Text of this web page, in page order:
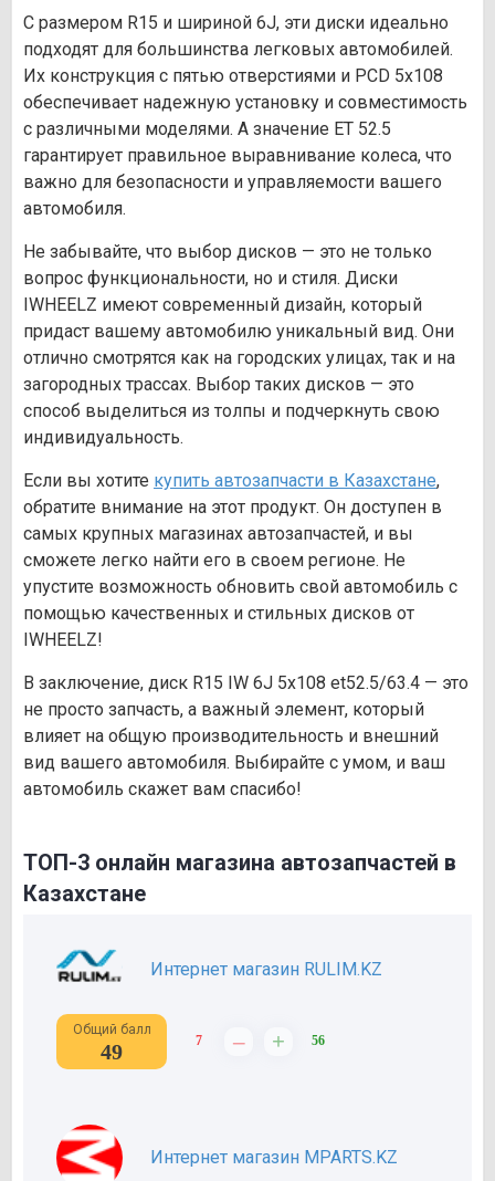
С размером R15 и шириной 6J, эти диски идеально
подходят для большинства легковых автомобилей.
Их конструкция с пятью отверстиями и PCD 5х108
обеспечивает надежную установку и совместимость
с различными моделями. А значение ET 52.5
гарантирует правильное выравнивание колеса, что
важно для безопасности и управляемости вашего
автомобиля.
Не забывайте, что выбор дисков — это не только
вопрос функциональности, но и стиля. Диски
IWHEELZ имеют современный дизайн, который
придаст вашему автомобилю уникальный вид. Они
отлично смотрятся как на городских улицах, так и на
загородных трассах. Выбор таких дисков — это
способ выделиться из толпы и подчеркнуть свою
индивидуальность.
Если вы хотите купить автозапчасти в Казахстане,
обратите внимание на этот продукт. Он доступен в
самых крупных магазинах автозапчастей, и вы
сможете легко найти его в своем регионе. Не
упустите возможность обновить свой автомобиль с
помощью качественных и стильных дисков от
IWHEELZ!
В заключение, диск R15 IW 6J 5х108 et52.5/63.4 — это
не просто запчасть, а важный элемент, который
влияет на общую производительность и внешний
вид вашего автомобиля. Выбирайте с умом, и ваш
автомобиль скажет вам спасибо!
ТОП-3 онлайн магазина автозапчастей в
Казахстане
Интернет магазин RULIM.KZ
Общий балл
49 7 – + 56
Интернет магазин MPARTS.KZ